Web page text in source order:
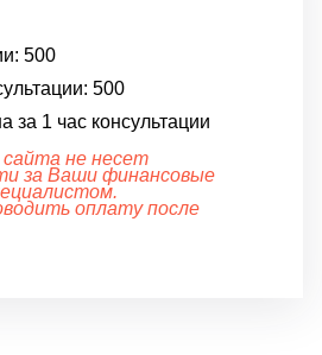
500
500
за 1 час консультации
не несет
за Ваши финансовые
оплату после